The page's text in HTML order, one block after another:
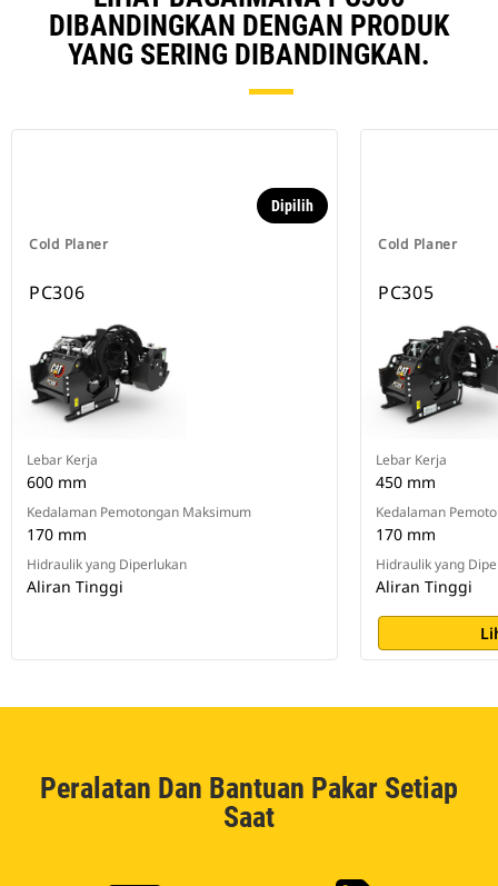
DIBANDINGKAN DENGAN PRODUK
YANG SERING DIBANDINGKAN.
Cold Planer
Dipilih
PC306
Lebar Kerja
600 mm
Kedalaman Pemotongan Maksimum
170 mm
Hidraulik yang Diperlukan
Aliran Tinggi
Cold Planer
PC305
Lebar Kerja
450 mm
Kedalaman
170 mm
Hidraulik yang
Aliran Tinggi
Peralatan Dan Bantuan Pakar Setiap
Saat